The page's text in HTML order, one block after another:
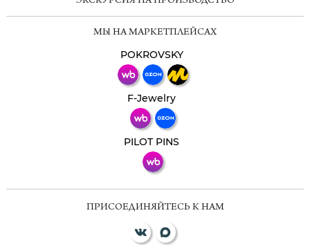
МЫ НА МАРКЕТПЛЕЙСАХ
POKROVSKY
F-Jewelry
PILOT PINS
ПРИСОЕДИНЯЙТЕСЬ К НАМ